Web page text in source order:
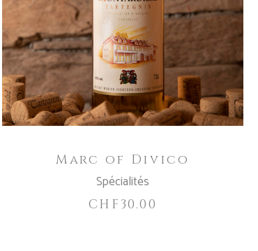
ADD TO CART
Marc of Divico
Spécialités
CHF 30.00